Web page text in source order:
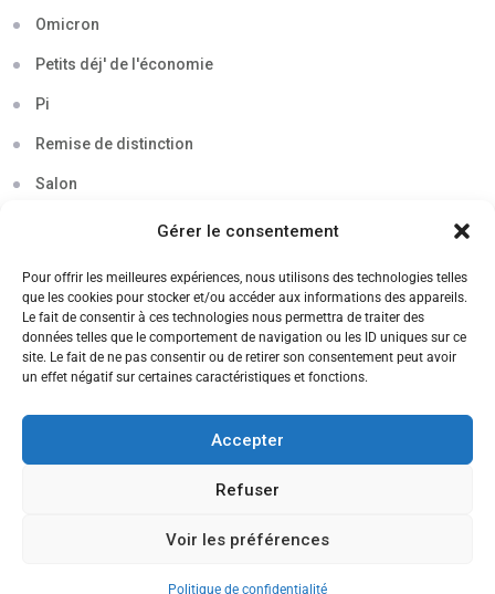
Gérer le consentement
Pour offrir les meilleures expériences, nous utilisons des technologies telles
que les cookies pour stocker et/ou accéder aux informations des appareils.
Le fait de consentir à ces technologies nous permettra de traiter des
données telles que le comportement de navigation ou les ID uniques sur ce
site. Le fait de ne pas consentir ou de retirer son consentement peut avoir
un effet négatif sur certaines caractéristiques et fonctions.
Accepter
Refuser
Voir les préférences
Politique de confidentialité
Omicron
Petits déj' de l'économie
Pi
Remise de distinction
Salon
Soirée
Sortie découverte
Tau
Voyage
CANDIDATEZ MAINTENANT